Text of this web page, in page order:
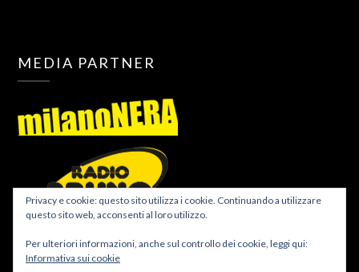
MEDIA PARTNER
Privacy e cookie: questo sito utilizza i cookie. Continuando a utilizzare
questo sito web, acconsenti al loro utilizzo.
Per ulteriori informazioni, anche sul controllo dei cookie, leggi qui:
Informativa sui cookie